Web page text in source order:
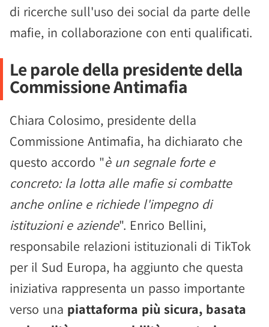
di ricerche sull'uso dei social da parte delle
mafie, in collaborazione con enti qualificati.
Le parole della presidente della
Commissione Antimafia
Chiara Colosimo, presidente della
Commissione Antimafia, ha dichiarato che
questo accordo "è un segnale forte e
concreto: la lotta alle mafie si combatte
anche online e richiede l'impegno di
istituzioni e aziende". Enrico Bellini,
responsabile relazioni istituzionali di TikTok
per il Sud Europa, ha aggiunto che questa
iniziativa rappresenta un passo importante
verso una piattaforma più sicura, basata